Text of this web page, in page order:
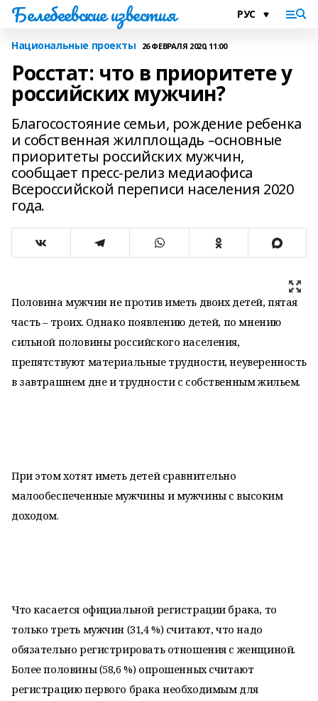
Белебеевские известия
Национальные проекты 26 ФЕВРАЛЯ 2020, 11:00
Росстат: что в приоритете у
российских мужчин?
Благосостояние семьи, рождение ребенка
и собственная жилплощадь –основные
приоритеты российских мужчин,
сообщает пресс-релиз медиаофиса
Всероссийской переписи населения 2020
года.
Половина мужчин не против иметь двоих детей, пятая
часть – троих. Однако появлению детей, по мнению
сильной половины российского населения,
препятствуют материальные трудности, неуверенность
в завтрашнем дне и трудности с собственным жильем.
При этом хотят иметь детей сравнительно
малообеспеченные мужчины и мужчины с высоким
доходом.
Что касается официальной регистрации брака, то
только треть мужчин (31,4 %) считают, что надо
обязательно регистрировать отношения с женщиной.
Более половины (58,6 %) опрошенных считают
регистрацию первого брака необходимым для